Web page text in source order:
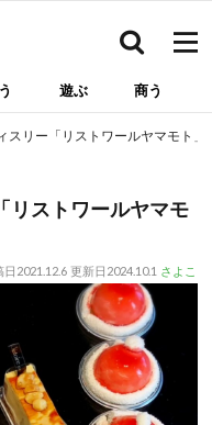
遊ぶ 商う
スリー「リストワールヤマモト」
リストワールヤマモ
日 2021.12.6 更新日 2024.10.1 さよこ